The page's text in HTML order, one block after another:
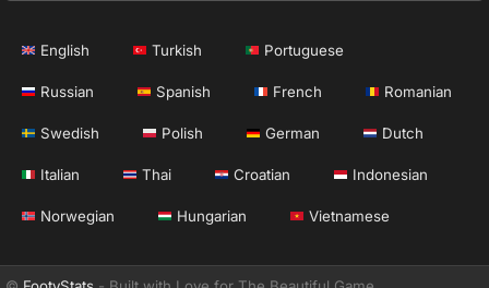
English Turkish Portuguese
Russian Spanish French Romanian
Swedish Polish German Dutch
Italian Thai Croatian Indonesian
Norwegian Hungarian Vietnamese